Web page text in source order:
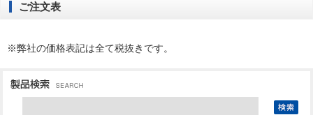
ご注文表
※弊社の価格表記は全て税抜きです。